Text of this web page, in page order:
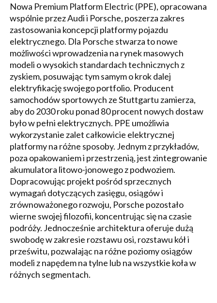
Nowa Premium Platform Electric (PPE), opracowana
wspólnie przez Audi i Porsche, poszerza zakres
zastosowania koncepcji platformy pojazdu
elektrycznego. Dla Porsche stwarza to nowe
możliwości wprowadzenia na rynek masowych
modeli o wysokich standardach technicznych z
zyskiem, posuwając tym samym o krok dalej
elektryfikację swojego portfolio. Producent
samochodów sportowych ze Stuttgartu zamierza,
aby do 2030 roku ponad 80 procent nowych dostaw
było w pełni elektrycznych. PPE umożliwia
wykorzystanie zalet całkowicie elektrycznej
platformy na różne sposoby. Jednym z przykładów,
poza opakowaniem i przestrzenią, jest zintegrowanie
akumulatora litowo-jonowego z podwoziem.
Dopracowując projekt pośród sprzecznych
wymagań dotyczących zasięgu, osiągów i
zrównoważonego rozwoju, Porsche pozostało
wierne swojej filozofii, koncentrując się na czasie
podróży. Jednocześnie architektura oferuje dużą
swobodę w zakresie rozstawu osi, rozstawu kół i
prześwitu, pozwalając na różne poziomy osiągów
modeli z napędem na tylne lub na wszystkie koła w
różnych segmentach.